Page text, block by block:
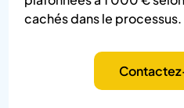
cachés dans le processus.